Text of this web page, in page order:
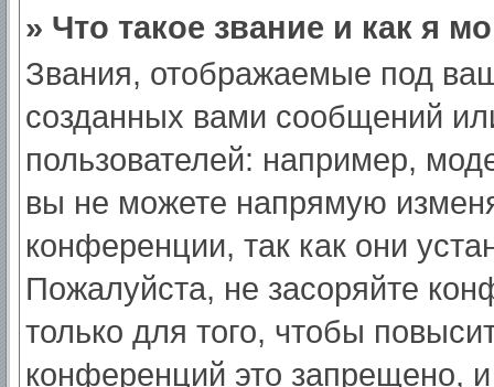
» Что такое звание и как я
Звания, отображаемые под
созданных вами сообщений
пользователей: например,
вы не можете напрямую
конференции, так как они
Пожалуйста, не засоряйте
только для того, чтобы
конференций это запрещено,